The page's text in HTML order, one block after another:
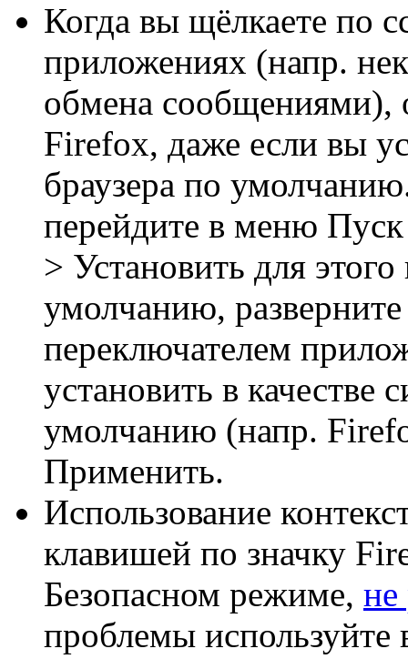
Когда вы щёлкаете по
приложениях (напр.
обмена сообщениями),
Firefox, даже если вы
браузера по
перейдите в меню
> Установить для
умолчанию,
переключателем
установить в качестве
умолчанию (напр.
Применить.
Использование
клавишей по значку
Безопасном режиме, не
проблемы